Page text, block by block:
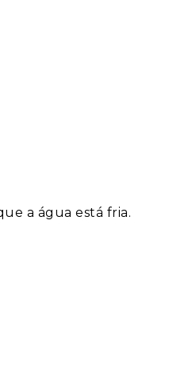
a água está fria.